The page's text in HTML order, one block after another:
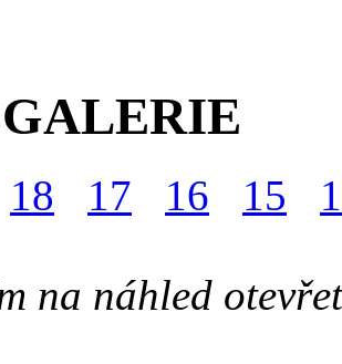
18 17 16 15
na náhled